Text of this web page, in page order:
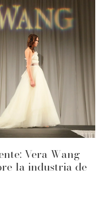
Vera Wang
la industria de